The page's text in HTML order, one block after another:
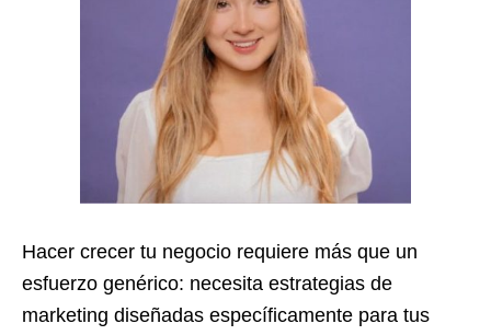
Hacer crecer tu negocio requiere más que un
esfuerzo genérico: necesita estrategias de
marketing diseñadas específicamente para tus